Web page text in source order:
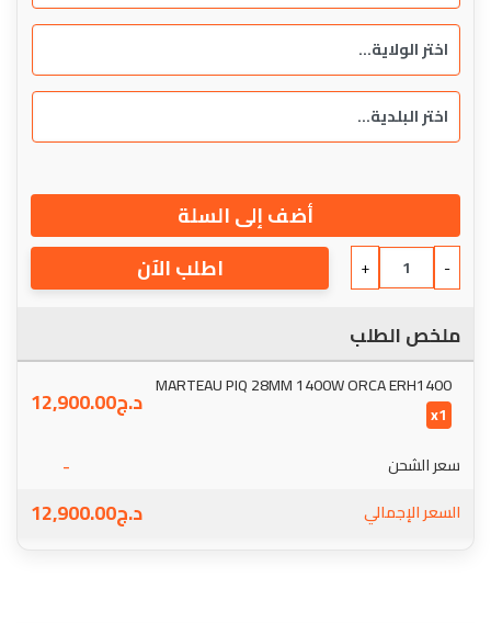
أضف إلى السلة
-
+ اطلب الآن
ملخص الطلب
MARTEAU PIQ 28MM 1400W ORCA ERH1400
x1
د.ج12,900.00
سعر الشحن -
السعر الإجمالي د.ج12,900.00